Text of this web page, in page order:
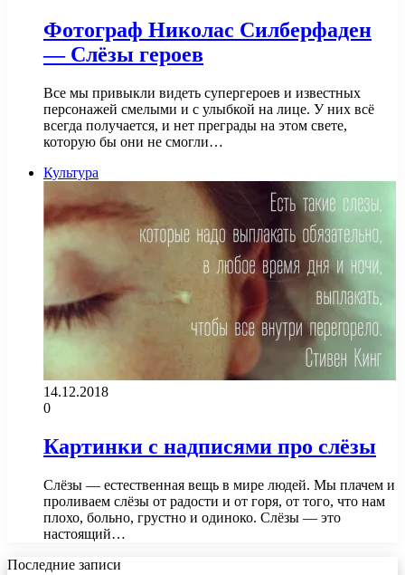
Фотограф Николас Силберфаден
— Слёзы героев
Все мы привыкли видеть супергероев и известных
персонажей смелыми и с улыбкой на лице. У них всё
всегда получается, и нет преграды на этом свете,
которую бы они не смогли…
Культура
14.12.2018
0
Картинки с надписями про слёзы
Слёзы — естественная вещь в мире людей. Мы плачем и
проливаем слёзы от радости и от горя, от того, что нам
плохо, больно, грустно и одиноко. Слёзы — это
настоящий…
Последние записи